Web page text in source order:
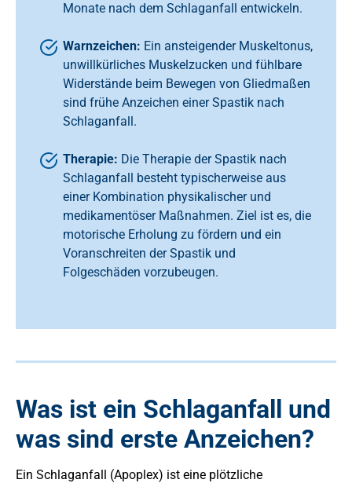
Monate nach dem Schlaganfall entwickeln.
Warnzeichen: Ein ansteigender Muskeltonus,
unwillkürliches Muskelzucken und fühlbare
Widerstände beim Bewegen von Gliedmaßen
sind frühe Anzeichen einer Spastik nach
Schlaganfall.
Therapie: Die Therapie der Spastik nach
Schlaganfall besteht typischerweise aus
einer Kombination physikalischer und
medikamentöser Maßnahmen. Ziel ist es, die
motorische Erholung zu fördern und ein
Voranschreiten der Spastik und
Folgeschäden vorzubeugen.
Was ist ein Schlaganfall und
was sind erste Anzeichen?
Ein Schlaganfall (Apoplex) ist eine plötzliche